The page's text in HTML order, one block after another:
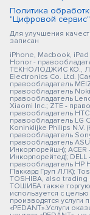
Политика
"Цифровой сервис"
Для улучшения
записан
iPhone, Macbook,
Honor -
ТЕКНОЛОДЖИС КО.,
Electronics Co. Ltd.
правообладатель
правообладатель
правообладатель
Xiaomi Inc.; ZTE -
правообладатель
правообладатель LG
Koninklijke Philips N.V.
правообладатель
правообладатель
Инкорпорейшн);
Инкорпорейтед);
правообладатель HP
Паккард Груп ЛЛК);
TOSHIBA, also
ТОШИБА также
используется с
производятся услуги
«PEDANT».Услуги